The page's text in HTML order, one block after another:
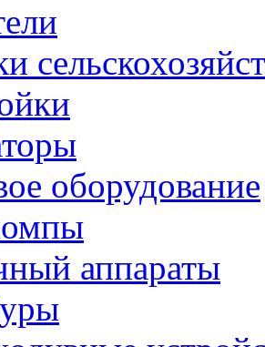
оборудование
аппараты